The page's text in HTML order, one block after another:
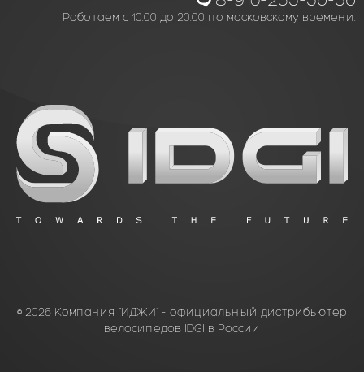
Работаем с 10.00 до 20.00 по московскому времени.
© 2026 Компания “ИДЖИ” - официальный дистрибьютер
велосипедов IDGI в России